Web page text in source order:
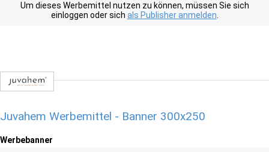
Um dieses Werbemittel nutzen zu können, müssen Sie sich
einloggen oder sich als Publisher anmelden
Juvahem Werbemittel - Banner 300x250
Werbebanner